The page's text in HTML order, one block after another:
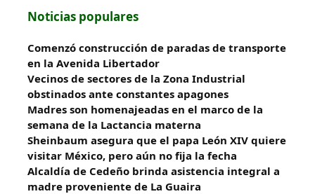
Noticias populares
​Comenzó construcción de paradas de transporte
en la Avenida Libertador
Vecinos de sectores de la Zona Industrial
obstinados ante constantes apagones
Madres son homenajeadas en el marco de la
semana de la Lactancia materna
Sheinbaum asegura que el papa León XIV quiere
visitar México, pero aún no fija la fecha
Alcaldía de Cedeño brinda asistencia integral a
madre proveniente de La Guaira